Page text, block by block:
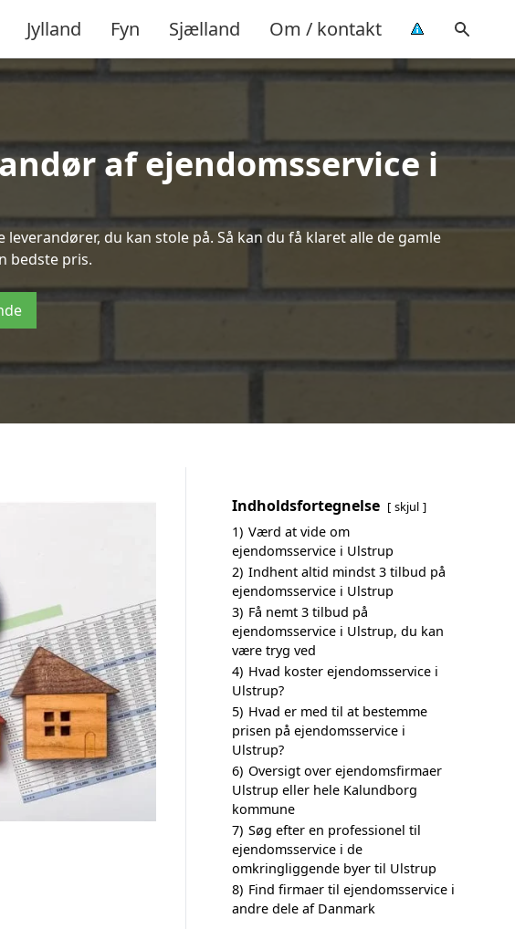
Jylland Fyn Sjælland Om / kontakt
af ejendomsservice i
du kan stole på. Så kan du få klaret alle de gamle
bedste pris.
Indholdsfortegnelse skjul
1) Værd at vide om
ejendomsservice i Ulstrup
2) Indhent altid mindst 3 tilbud på
ejendomsservice i Ulstrup
3) Få nemt 3 tilbud på
ejendomsservice i Ulstrup, du kan
være tryg ved
4) Hvad koster ejendomsservice i
Ulstrup?
5) Hvad er med til at bestemme
prisen på ejendomsservice i
Ulstrup?
6) Oversigt over ejendomsfirmaer
Ulstrup eller hele Kalundborg
kommune
7) Søg efter en professionel til
ejendomsservice i de
omkringliggende byer til Ulstrup
8) Find firmaer til ejendomsservice i
andre dele af Danmark